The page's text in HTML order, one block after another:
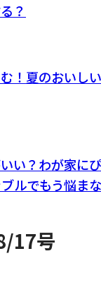
？
！夏のおいしい
い？わが家にぴ
ルでもう悩まな
17号